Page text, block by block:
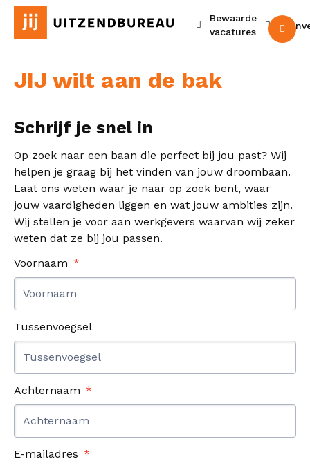
Bewaarde
vacatures
JIJ wilt aan de bak
Schrijf je snel in
Op zoek naar een baan die perfect bij jou past? Wij
helpen je graag bij het vinden van jouw droombaan.
Laat ons weten waar je naar op zoek bent, waar
jouw vaardigheden liggen en wat jouw ambities zijn.
Wij stellen je voor aan werkgevers waarvan wij zeker
weten dat ze bij jou passen.
Voornaam
Tussenvoegsel
Achternaam
E-mailadres